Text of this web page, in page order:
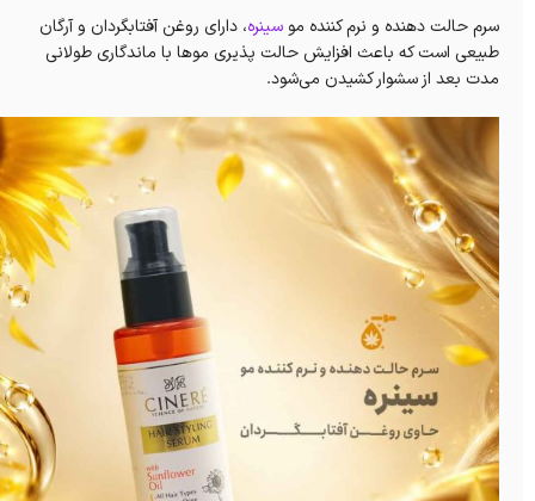
سرم حالت دهنده و نرم کننده مو سینره، دارای روغن آفتابگردان و آرگان
طبیعی است که باعث افزایش حالت پذیری موها با ماندگاری طولانی
مدت بعد از سشوار کشیدن می‌شود.